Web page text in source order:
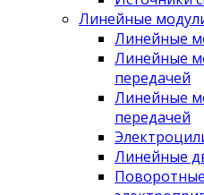
Линейные
Линейные
Линейные
передачей
Линейные
передачей
Линейные